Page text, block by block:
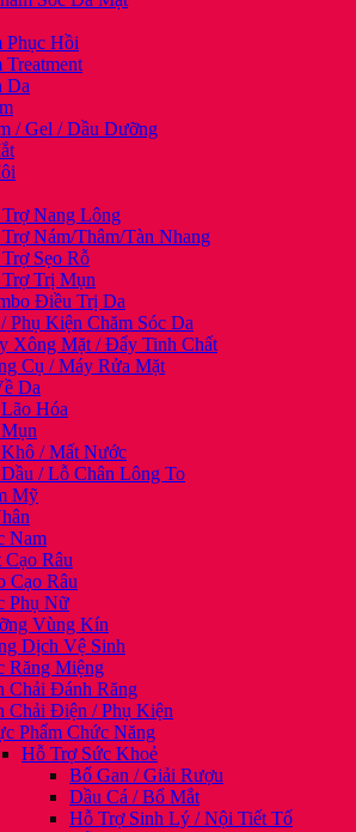
Phục Hồi
Treatment
Da
/ Gel / Dầu Dưỡng
Nang Lông
Nám/Thâm/Tàn Nhang
Sẹo Rỗ
Trị Mụn
Điều Trị Da
Phụ Kiện Chăm Sóc Da
Xông Mặt / Đẩy Tinh Chất
Cụ / Máy Rửa Mặt
Da
Hóa
/ Mất Nước
/ Lỗ Chân Lông To
Mỹ
Nam
Cạo Râu
Cạo Râu
Phụ Nữ
Vùng Kín
Dịch Vệ Sinh
Răng Miệng
Chải Đánh Răng
Chải Điện / Phụ Kiện
Phẩm Chức Năng
Hỗ Trợ Sức Khoẻ
Bổ Gan / Giải Rượu
Dầu Cá / Bổ Mắt
Hỗ Trợ Sinh Lý / Nội Tiết Tố